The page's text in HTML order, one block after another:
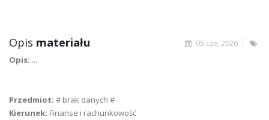
05 cze, 2026
Opis materiału
Opis: ...
Przedmiot: # brak danych #
Kierunek: Finanse i rachunkowość